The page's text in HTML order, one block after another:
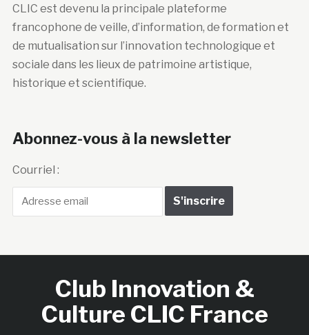
CLIC est devenu la principale plateforme
francophone de veille, d’information, de formation et
de mutualisation sur l’innovation technologique et
sociale dans les lieux de patrimoine artistique,
historique et scientifique.
Abonnez-vous à la newsletter
Courriel :
Club Innovation &
Culture CLIC France